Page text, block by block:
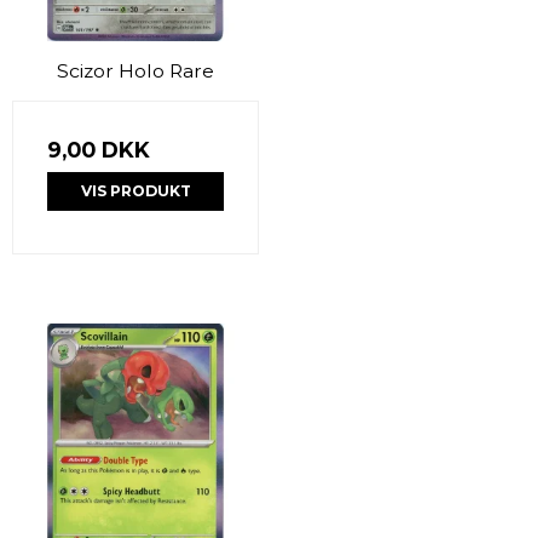
Scizor Holo Rare
9,00 DKK
VIS PRODUKT